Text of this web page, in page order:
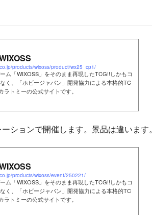
products/wixoss/product/wx25_cp1/
ム「WIXOSS」をそのまま再現したTCG!!しかもコ
く、「ホビージャパン」開発協力による本格的TC
ラトミーの公式サイトです。
ションで開催します。景品は違います。
products/wixoss/event/250221/
ム「WIXOSS」をそのまま再現したTCG!!しかもコ
く、「ホビージャパン」開発協力による本格的TC
ラトミーの公式サイトです。